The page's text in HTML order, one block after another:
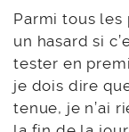
la fin de la
toujours bel
vous avez des
placer ces
risquez de les
La palette de